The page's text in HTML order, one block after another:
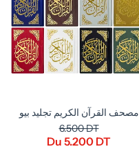
مصحف القرآن الكريم تجليد بيو
6.500 DT
Du 5.200 DT